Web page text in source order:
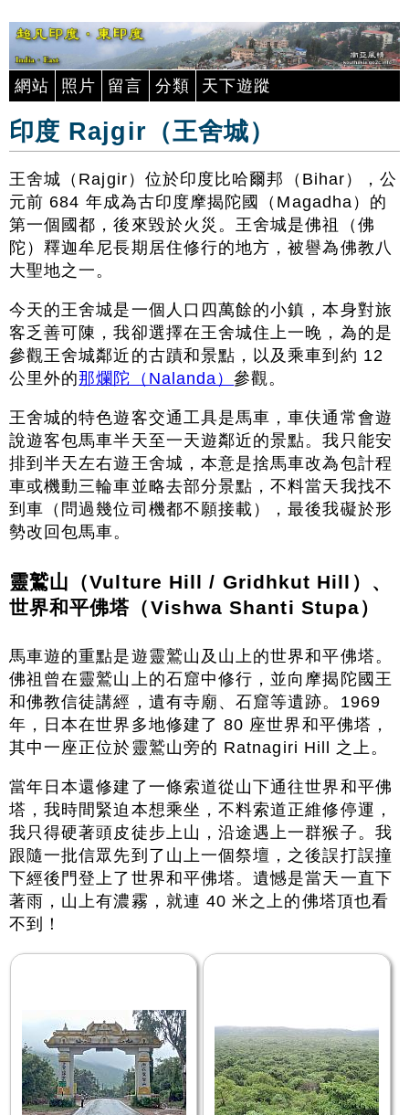
網站 照片 留言 分類 天下遊蹤
印度 Rajgir（王舍城）
王舍城（Rajgir）位於印度比哈爾邦（Bihar），公
元前 684 年成為古印度摩揭陀國（Magadha）的
第一個國都，後來毀於火災。王舍城是佛祖（佛
陀）釋迦牟尼長期居住修行的地方，被譽為佛教八
大聖地之一。
今天的王舍城是一個人口四萬餘的小鎮，本身對旅
客乏善可陳，我卻選擇在王舍城住上一晚，為的是
參觀王舍城鄰近的古蹟和景點，以及乘車到約 12
公里外的那爛陀（Nalanda）參觀。
王舍城的特色遊客交通工具是馬車，車伕通常會遊
說遊客包馬車半天至一天遊鄰近的景點。我只能安
排到半天左右遊王舍城，本意是捨馬車改為包計程
車或機動三輪車並略去部分景點，不料當天我找不
到車（問過幾位司機都不願接載），最後我礙於形
勢改回包馬車。
靈鷲山（Vulture Hill / Gridhkut Hill）、
世界和平佛塔（Vishwa Shanti Stupa）
馬車遊的重點是遊靈鷲山及山上的世界和平佛塔。
佛祖曾在靈鷲山上的石窟中修行，並向摩揭陀國王
和佛教信徒講經，遺有寺廟、石窟等遺跡。1969
年，日本在世界多地修建了 80 座世界和平佛塔，
其中一座正位於靈鷲山旁的 Ratnagiri Hill 之上。
當年日本還修建了一條索道從山下通往世界和平佛
塔，我時間緊迫本想乘坐，不料索道正維修停運，
我只得硬著頭皮徒步上山，沿途遇上一群猴子。我
跟隨一批信眾先到了山上一個祭壇，之後誤打誤撞
下經後門登上了世界和平佛塔。遺憾是當天一直下
著雨，山上有濃霧，就連 40 米之上的佛塔頂也看
不到！